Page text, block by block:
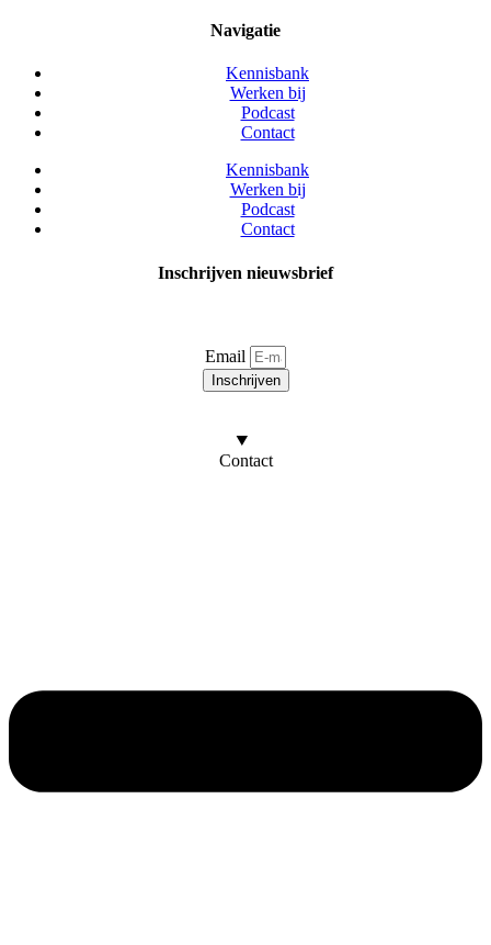
Navigatie
Kennisbank
Werken bij
Podcast
Contact
Kennisbank
Werken bij
Podcast
Contact
Inschrijven nieuwsbrief
Email
Inschrijven
Contact